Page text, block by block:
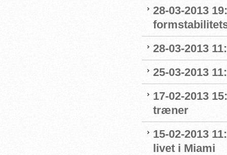
28-03-2013
28-03-2013
25-03-2013
17-02-2013
træner
15-02-2013
livet i Miami